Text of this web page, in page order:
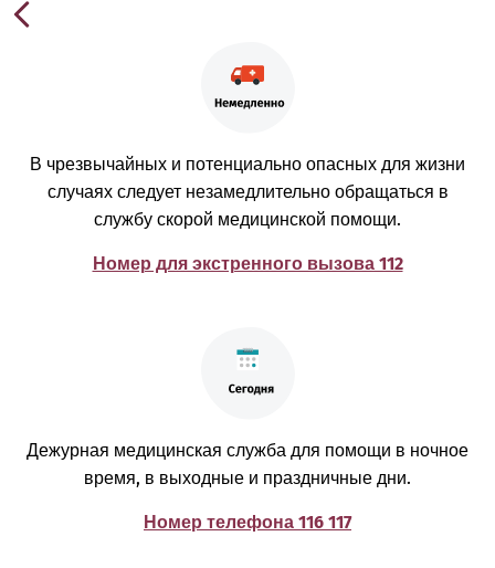
В чрезвычайных и потенциально опасных для жизни
случаях следует незамедлительно обращаться в
службу скорой медицинской помощи.
Номер для экстренного вызова 112
Дежурная медицинская служба для помощи в ночное
время, в выходные и праздничные дни.
Номер телефона 116 117